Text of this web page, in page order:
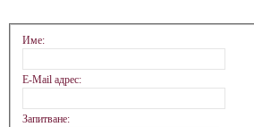
Име:
E-Mail адрес:
Запитване: